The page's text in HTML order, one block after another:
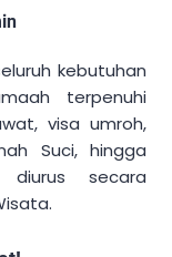
kebutuhan
terpenuhi
visa umroh,
Suci, hingga
diurus secara